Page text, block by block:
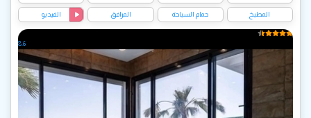
المطبخ حمام السباحة المرافق الفيديو
8.6